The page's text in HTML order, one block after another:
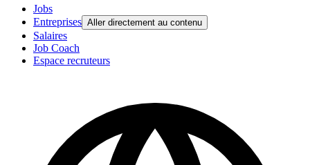
Jobs
Entreprises Aller directement au contenu
Salaires
Job Coach
Espace recruteurs